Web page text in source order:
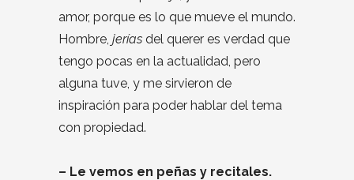
amor, porque es lo que mueve el mundo.
Hombre, jerías del querer es verdad que
tengo pocas en la actualidad, pero
alguna tuve, y me sirvieron de
inspiración para poder hablar del tema
con propiedad.
– Le vemos en peñas y recitales.